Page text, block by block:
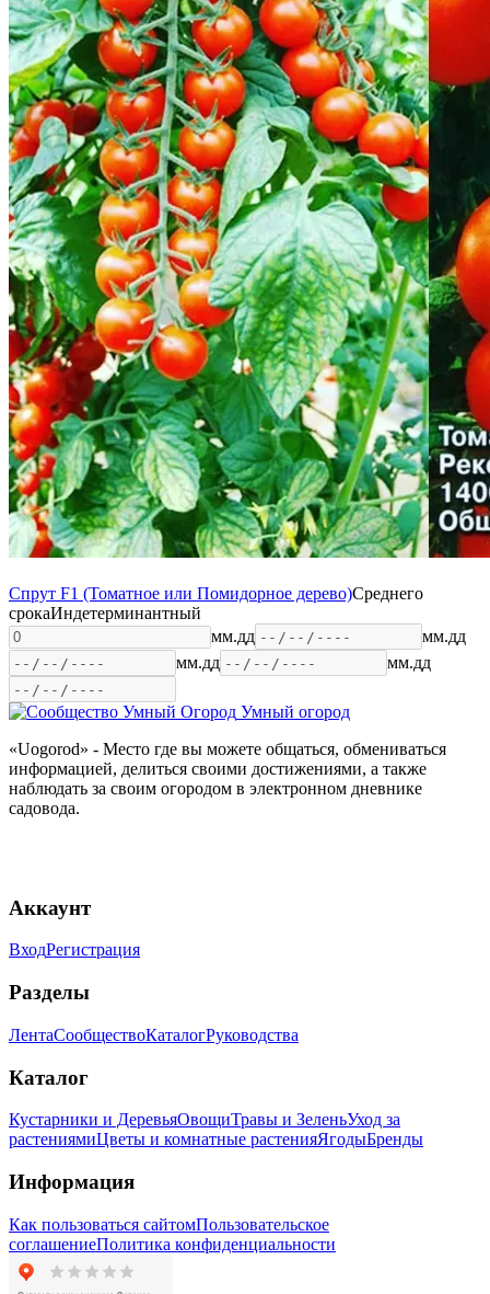
Спрут F1 (Томатное или Помидорное дерево)Среднего
срокаИндетерминантный
мм.дд
мм.дд
мм.дд
мм.дд
Умный огород
«Uogorod» - Место где вы можете общаться, обмениваться
информацией, делиться своими достижениями, а также
наблюдать за своим огородом в электронном дневнике
садовода.
Аккаунт
ВходРегистрация
Разделы
ЛентаСообществоКаталогРуководства
Каталог
Кустарники и ДеревьяОвощиТравы и ЗеленьУход за
растениямиЦветы и комнатные растенияЯгодыБренды
Информация
Как пользоваться сайтомПользовательское
соглашениеПолитика конфиденциальности